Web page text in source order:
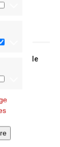
cardinale